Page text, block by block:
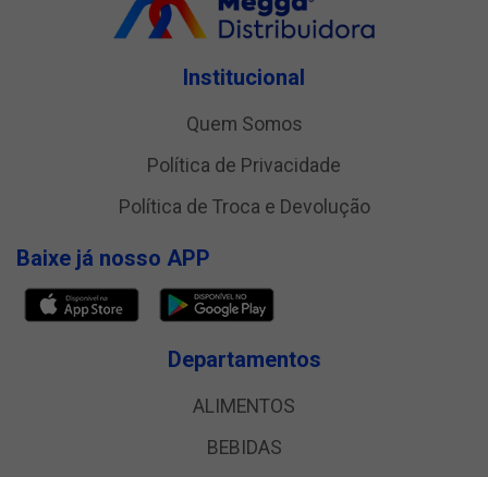
Institucional
Quem Somos
Política de Privacidade
Política de Troca e Devolução
Baixe já nosso APP
Departamentos
ALIMENTOS
BEBIDAS